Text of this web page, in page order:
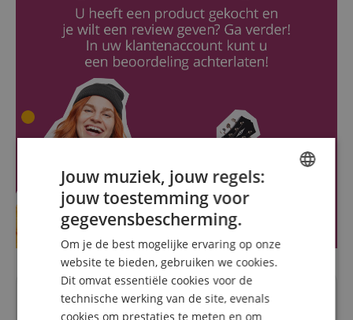
Vragen over dit artikel
Jouw muziek, jouw regels:
jouw toestemming voor
gegevensbescherming.
Om je de best mogelijke ervaring op onze
website te bieden, gebruiken we cookies.
Dit omvat essentiële cookies voor de
technische werking van de site, evenals
cookies om prestaties te meten en om